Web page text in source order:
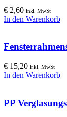
€ 2,60 inkl. MwSt
In den Warenkorb
€ 15,20 inkl. MwSt
In den Warenkorb
PP